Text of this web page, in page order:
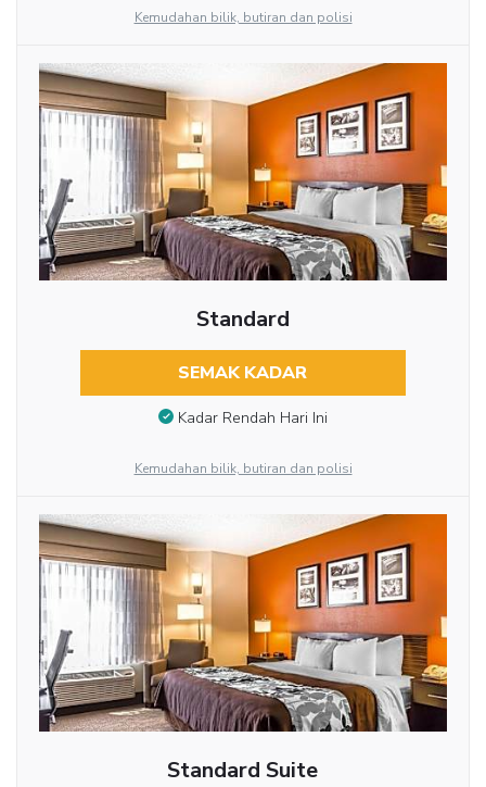
Kemudahan bilik, butiran dan polisi
Standard
SEMAK KADAR
Kadar Rendah Hari Ini
Kemudahan bilik, butiran dan polisi
Standard Suite